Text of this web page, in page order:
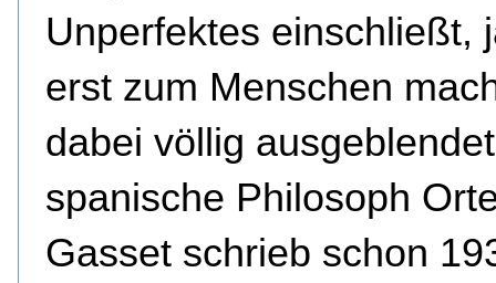
Unperfektes einschließt,
erst zum Menschen
dabei völlig
spanische Philosoph
Gasset schrieb schon